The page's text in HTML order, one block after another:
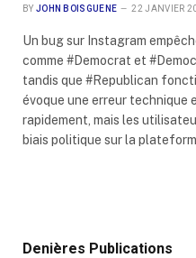
BY JOHN BOISGUENE 22 JANVIER
Un bug sur Instagram
comme #Democrat et
tandis que #Republican
évoque une erreur technique
rapidement, mais les
biais politique sur la
Denières Publications